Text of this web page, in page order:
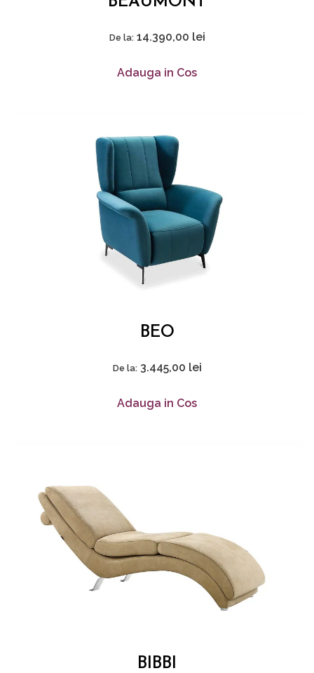
De la: 14.390,00 lei
Adauga in Cos
BEO
De la: 3.445,00 lei
Adauga in Cos
BIBBI